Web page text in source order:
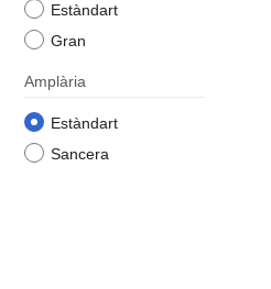
Estàndart
Gran
Amplària
Estàndart
Sancera